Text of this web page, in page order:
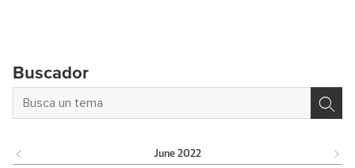
Buscador
June 2022